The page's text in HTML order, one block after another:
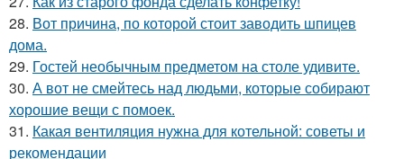
28. Вот причина, по которой стоит заводить шпицев
дома.
29. Гостей необычным предметом на столе удивите.
30. А вот не смейтесь над людьми, которые собирают
хорошие вещи с помоек.
31. Какая вентиляция нужна для котельной: советы и
рекомендации